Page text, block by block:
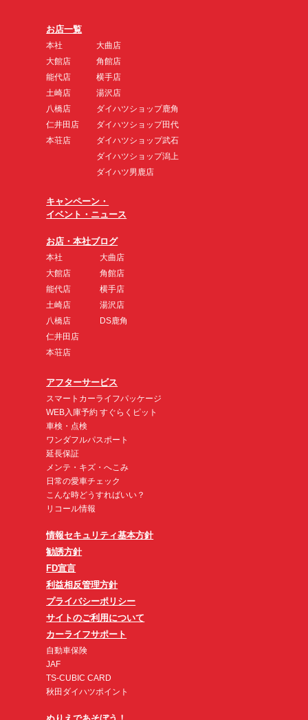
お店一覧
本社
大館店
能代店
土崎店
八橋店
仁井田店
本荘店
大曲店
角館店
横手店
湯沢店
ダイハツショップ鹿角
ダイハツショップ田代
ダイハツショップ武石
ダイハツショップ潟上
ダイハツ男鹿店
キャンペーン・
イベント・ニュース
お店・本社ブログ
本社
大館店
能代店
土崎店
八橋店
仁井田店
本荘店
大曲店
角館店
横手店
湯沢店
DS鹿角
アフターサービス
スマートカーライフパッケージ
WEB入庫予約 すぐらくピット
車検・点検
ワンダフルパスポート
延長保証
メンテ・キズ・へこみ
日常の愛車チェック
こんな時どうすればいい？
リコール情報
情報セキュリティ基本方針
勧誘方針
FD宣言
利益相反管理方針
プライバシーポリシー
サイトのご利用について
カーライフサポート
自動車保険
JAF
TS-CUBIC CARD
秋田ダイハツポイント